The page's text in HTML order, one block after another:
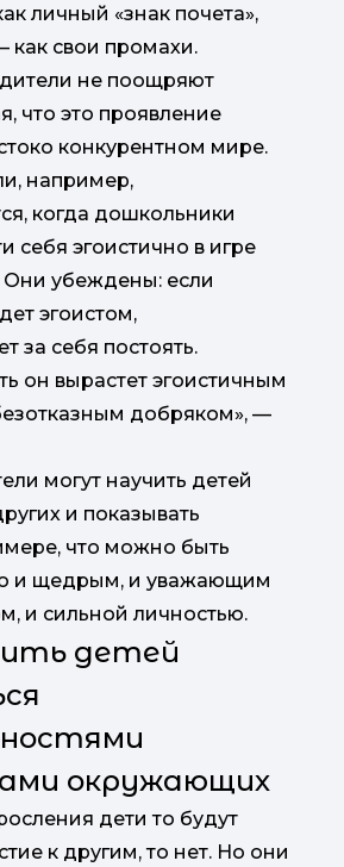
личный «знак почета»,
как свои промахи.
не поощряют
что это проявление
конкурентном мире.
например,
когда дошкольники
себя эгоистично в игре
Они убеждены: если
эгоистом,
за себя постоять.
он вырастет эгоистичным
добряком», —
могут научить детей
и показывать
что можно быть
и щедрым, и уважающим
и сильной личностью.
детей
окружающих
дети то будут
к другим, то нет. Но они